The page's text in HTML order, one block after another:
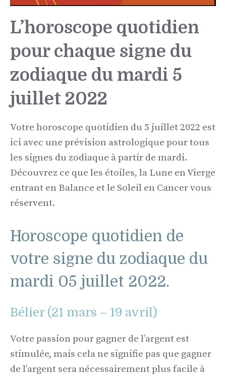
L’horoscope quotidien
pour chaque signe du
zodiaque du mardi 5
juillet 2022
Votre horoscope quotidien du 5 juillet 2022 est
ici avec une prévision astrologique pour tous
les signes du zodiaque à partir de mardi.
Découvrez ce que les étoiles, la Lune en Vierge
entrant en Balance et le Soleil en Cancer vous
réservent.
Horoscope quotidien de
votre signe du zodiaque du
mardi 05 juillet 2022.
Bélier (21 mars – 19 avril)
Votre passion pour gagner de l’argent est
stimulée, mais cela ne signifie pas que gagner
de l’argent sera nécessairement plus facile à